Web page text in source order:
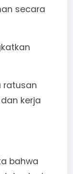
secara
ratusan
kerja
bahwa